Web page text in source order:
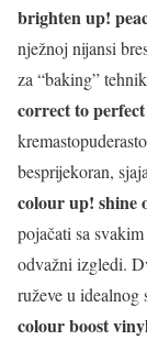
brighten up!
nježnoj nijansi
za “baking”
correct to
besprijekoran,
colour up! shine
pojačati sa
odvažni izgledi.
ruževe u idealnog
colour boost